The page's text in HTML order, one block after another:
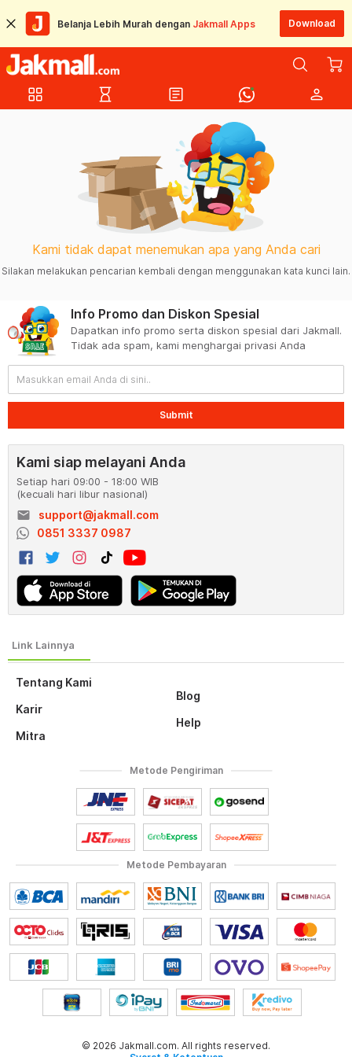
Belanja Lebih Murah dengan Jakmall Apps Download
grid_view hourglass_empty article person
Kami tidak dapat menemukan apa yang Anda cari
Silakan melakukan pencarian kembali dengan menggunakan kata kunci lain.
Tentang Kami
Karir
Mitra
Blog
Help
Info Promo dan Diskon Spesial
Dapatkan info promo serta diskon spesial dari Jakmall.
Tidak ada spam, kami menghargai privasi Anda
Submit
Kami siap melayani Anda
Setiap hari 09:00 - 18:00 WIB
(kecuali hari libur nasional)
email
support@jakmall.com
0851 3337 0987
Metode Pembayaran
Metode Pengiriman
© 2026 Jakmall.com. All rights reserved.